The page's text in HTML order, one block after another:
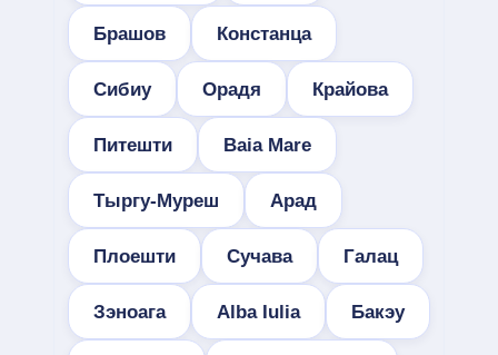
Брашов Констанца
Сибиу Орадя Крайова
Питешти Baia Mare
Тыргу-Муреш Арад
Плоешти Сучава Галац
Зэноага Alba Iulia Бакэу